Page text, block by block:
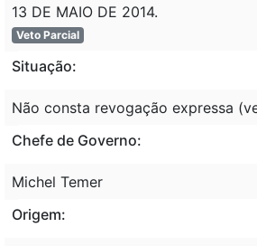
13 DE MAIO DE 2014.
Veto Parcial
Situação:
Não consta revogação expressa
Chefe de Governo:
Michel Temer
Origem: